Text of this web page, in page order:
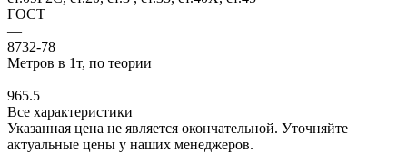
ГОСТ
—
8732-78
Метров в 1т, по теории
—
965.5
Все характеристики
Указанная цена не является окончательной. Уточняйте
актуальные цены у наших менеджеров.